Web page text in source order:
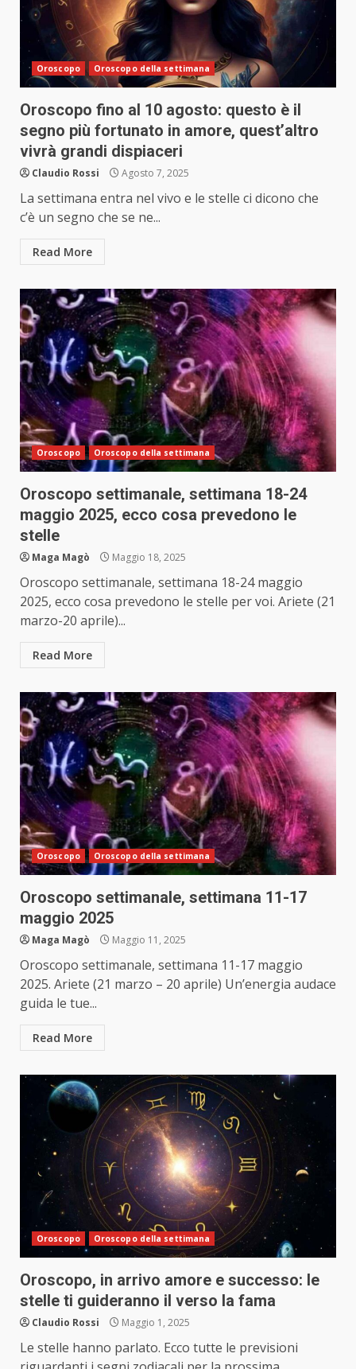
Oroscopo Oroscopo della settimana
Oroscopo fino al 10 agosto: questo è il
segno più fortunato in amore, quest’altro
vivrà grandi dispiaceri
Claudio Rossi Agosto 7, 2025
La settimana entra nel vivo e le stelle ci dicono che
c’è un segno che se ne...
Read More
Oroscopo Oroscopo della settimana
Oroscopo settimanale, settimana 18-24
maggio 2025, ecco cosa prevedono le
stelle
Maga Magò Maggio 18, 2025
Oroscopo settimanale, settimana 18-24 maggio
2025, ecco cosa prevedono le stelle per voi. Ariete (21
marzo-20 aprile)...
Read More
Oroscopo Oroscopo della settimana
Oroscopo settimanale, settimana 11-17
maggio 2025
Maga Magò Maggio 11, 2025
Oroscopo settimanale, settimana 11-17 maggio
2025. Ariete (21 marzo – 20 aprile) Un’energia audace
guida le tue...
Read More
Oroscopo Oroscopo della settimana
Oroscopo, in arrivo amore e successo: le
stelle ti guideranno il verso la fama
Claudio Rossi Maggio 1, 2025
Le stelle hanno parlato. Ecco tutte le previsioni